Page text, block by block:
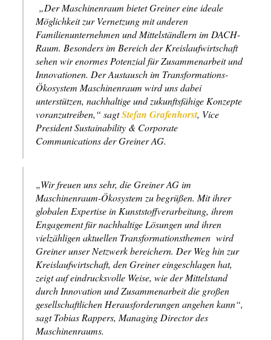
„Der Maschinenraum bietet Greiner eine ideale
Möglichkeit zur Vernetzung mit anderen
Familienunternehmen und Mittelständlern im DACH-
Raum. Besonders im Bereich der Kreislaufwirtschaft
sehen wir enormes Potenzial für Zusammenarbeit und
Innovationen. Der Austausch im Transformations-
Ökosystem Maschinenraum wird uns dabei
unterstützen, nachhaltige und zukunftsfähige Konzepte
voranzutreiben,“ sagtStefan Grafenhorst, Vice
President Sustainability & Corporate
Communications der Greiner AG.
„Wir freuen uns sehr, die Greiner AG im
Maschinenraum-Ökosystem zu begrüßen. Mit ihrer
globalen Expertise in Kunststoffverarbeitung, ihrem
Engagement für nachhaltige Lösungen und ihren
vielzähligen aktuellen Transformationsthemen wird
Greiner unser Netzwerk bereichern. Der Weg hin zur
Kreislaufwirtschaft, den Greiner eingeschlagen hat,
zeigt auf eindrucksvolle Weise, wie der Mittelstand
durch Innovation und Zusammenarbeit die großen
gesellschaftlichen Herausforderungen angehen kann“,
sagt Tobias Rappers, Managing Director des
Maschinenraums.